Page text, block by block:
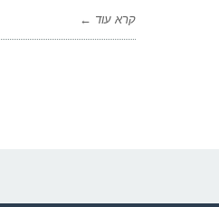
קרא עוד ←